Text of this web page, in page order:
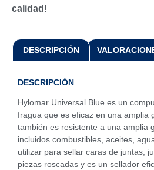
calidad!
DESCRIPCIÓN
DESCRIPCIÓN
Hylomar Universal Blue es un
fragua que es eficaz en una amplia
también es resistente a una amplia
incluidos combustibles, aceites,
utilizar para sellar caras de juntas,
piezas roscadas y es un sellador